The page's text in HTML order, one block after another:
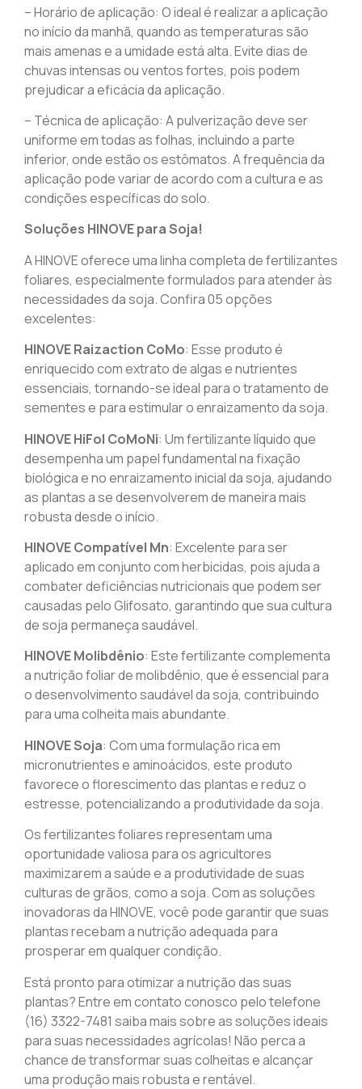
– Horário de aplicação: O ideal é realizar a aplicação
no início da manhã, quando as temperaturas são
mais amenas e a umidade está alta. Evite dias de
chuvas intensas ou ventos fortes, pois podem
prejudicar a eficácia da aplicação.
– Técnica de aplicação: A pulverização deve ser
uniforme em todas as folhas, incluindo a parte
inferior, onde estão os estômatos. A frequência da
aplicação pode variar de acordo com a cultura e as
condições específicas do solo.
Soluções HINOVE para Soja!
A HINOVE oferece uma linha completa de fertilizantes
foliares, especialmente formulados para atender às
necessidades da soja. Confira 05 opções
excelentes:
HINOVE Raizaction CoMo: Esse produto é
enriquecido com extrato de algas e nutrientes
essenciais, tornando-se ideal para o tratamento de
sementes e para estimular o enraizamento da soja.
HINOVE HiFol CoMoNi: Um fertilizante líquido que
desempenha um papel fundamental na fixação
biológica e no enraizamento inicial da soja, ajudando
as plantas a se desenvolverem de maneira mais
robusta desde o início.
HINOVE Compatível Mn: Excelente para ser
aplicado em conjunto com herbicidas, pois ajuda a
combater deficiências nutricionais que podem ser
causadas pelo Glifosato, garantindo que sua cultura
de soja permaneça saudável.
HINOVE Molibdênio: Este fertilizante complementa
a nutrição foliar de molibdênio, que é essencial para
o desenvolvimento saudável da soja, contribuindo
para uma colheita mais abundante.
HINOVE Soja: Com uma formulação rica em
micronutrientes e aminoácidos, este produto
favorece o florescimento das plantas e reduz o
estresse, potencializando a produtividade da soja.
Os fertilizantes foliares representam uma
oportunidade valiosa para os agricultores
maximizarem a saúde e a produtividade de suas
culturas de grãos, como a soja. Com as soluções
inovadoras da HINOVE, você pode garantir que suas
plantas recebam a nutrição adequada para
prosperar em qualquer condição.
Está pronto para otimizar a nutrição das suas
plantas? Entre em contato conosco pelo telefone
(16) 3322-7481 saiba mais sobre as soluções ideais
para suas necessidades agrícolas! Não perca a
chance de transformar suas colheitas e alcançar
uma produção mais robusta e rentável.